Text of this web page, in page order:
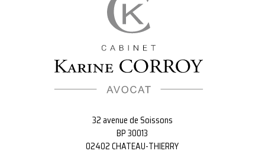
32 avenue de Soissons
BP 30013
02402 CHATEAU-THIERRY